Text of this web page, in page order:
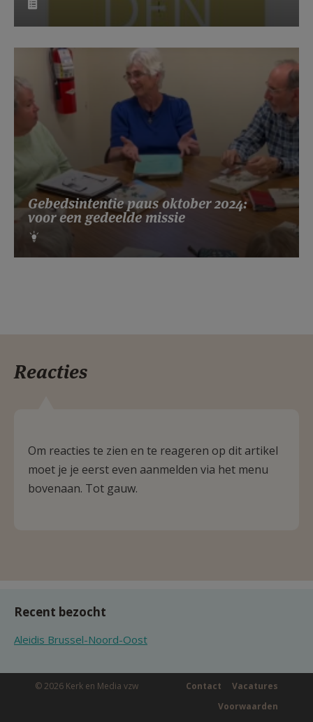
Gebedsintentie paus oktober 2024:
voor een gedeelde missie
Reacties
Om reacties te zien en te reageren op dit artikel
moet je je eerst even aanmelden via het menu
bovenaan. Tot gauw.
Recent bezocht
Aleidis Brussel-Noord-Oost
© 2026 Kerk en Media vzw Vacatures
Contact
Voorwaarden